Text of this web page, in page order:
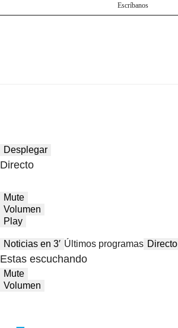
Escríbanos
Desplegar
Directo
Mute
Volumen
Play
Noticias en 3′ Últimos programas Directo
Estas escuchando
Mute
Volumen